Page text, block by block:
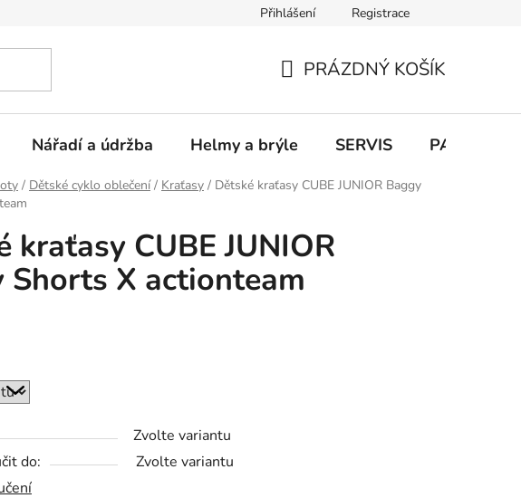
Přihlášení Registrace
KOŠÍK
PRÁZDNÝ KOŠÍK
Nářadí a údržba Helmy a brýle SERVIS
/ Dětské cyklo oblečení / Kraťasy / Dětské kraťasy CUBE JUNIOR Baggy
kraťasy CUBE JUNIOR
Shorts X actionteam
Zvolte variantu
do:
Zvolte variantu